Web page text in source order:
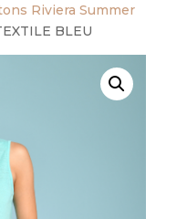
Riviera Summer
BLEU